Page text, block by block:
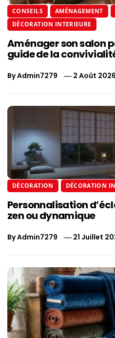
CONSEILS AMÉNAGEMENT
DÉCORATION INTERIEURE
Aménager son salon
guide de la
ByAdmin7279 2 Août 2026
DÉCORATION DÉCORATION
Personnalisation
zen ou dynamique
ByAdmin7279 21 Juillet